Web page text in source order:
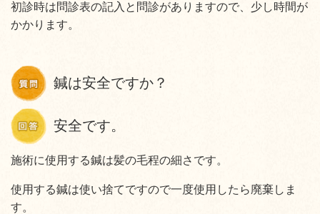
初診時は問診表の記入と問診がありますので、少し時間が
かかります。
鍼は安全ですか？
安全です。
施術に使用する鍼は髪の毛程の細さです。
使用する鍼は使い捨てですので一度使用したら廃棄しま
す。